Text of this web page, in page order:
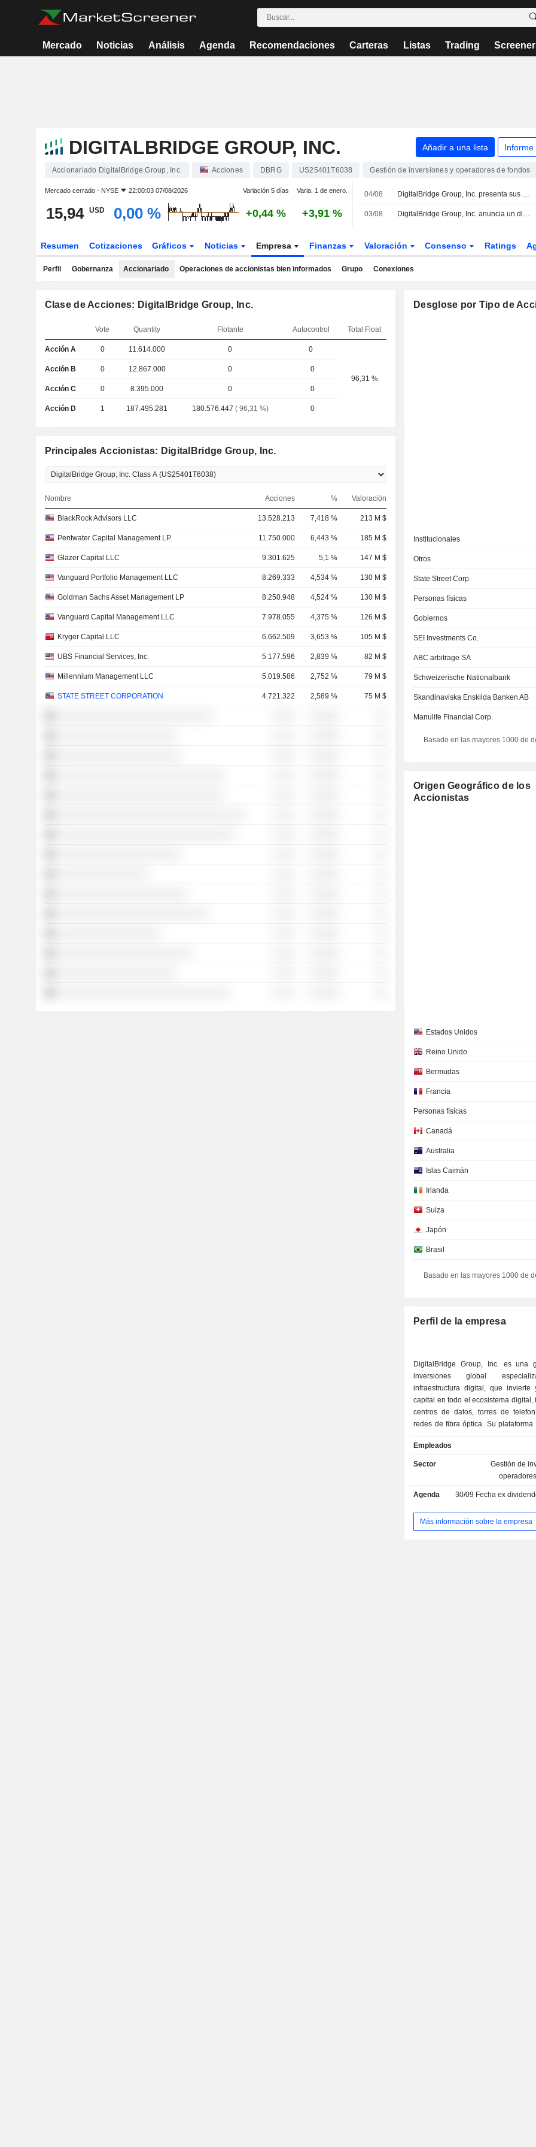
Mercado Noticias Análisis Agenda Recomendaciones Carteras Listas Trading
DIGITALBRIDGE GROUP, INC. Añadir a una lista Informe
Accionariado DigitalBridge Group, Inc. Acciones DBRG US25401T6038 Gestión de inversiones y operadores de fondos
Mercado cerrado - NYSE 22:00:03 07/08/2026 Variación 5 días Varia. 1 de enero.
15,94 USD 0,00 % +0,44 % +3,91 %
04/08 DigitalBridge Group, Inc. presenta sus resultados financieros del segundo trimestre y del primer semestre de 2026
03/08 DigitalBridge Group, Inc. anuncia un dividendo trimestral pagadero el 15 de octubre de 2026
Resumen Cotizaciones Gráficos Noticias Empresa Finanzas Valoración Consenso Ratings
Perfil Gobernanza Accionariado Operaciones de accionistas bien informados Grupo Conexiones
Clase de Acciones: DigitalBridge Group, Inc.
Vote Quantity Flotante Autocontrol Total Float
Acción A 0 11.614.000 0 0
96,31 %
Acción B 0 12.867.000 0 0
Acción C 0 8.395.000 0 0
Acción D 1 187.495.281 180.576.447 ( 96,31 %) 0
Principales Accionistas: DigitalBridge Group, Inc.
Nombre Acciones % Valoración
BlackRock Advisors LLC 13.528.213 7,418 % 213 M $
Pentwater Capital Management LP 11.750.000 6,443 % 185 M $
Glazer Capital LLC 9.301.625 5,1 % 147 M $
Vanguard Portfolio Management LLC 8.269.333 4,534 % 130 M $
Goldman Sachs Asset Management LP 8.250.948 4,524 % 130 M $
Vanguard Capital Management LLC 7.978.055 4,375 % 126 M $
Kryger Capital LLC 6.662.509 3,653 % 105 M $
UBS Financial Services, Inc. 5.177.596 2,839 % 82 M $
Millennium Management LLC 5.019.586 2,752 % 79 M $
STATE STREET CORPORATION 4.721.322 2,589 % 75 M $
Desglose por Tipo de
Institucionales
Otros
State Street Corp.
Personas físicas
Gobiernos
SEI Investments Co.
ABC arbitrage SA
Schweizerische Nationalbank
Skandinaviska Enskilda Banken AB
Manulife Financial Corp.
Basado en las mayores 1000 de
Origen Geográfico de los
Accionistas
Estados Unidos
Reino Unido
Bermudas
Francia
Personas físicas
Canadá
Australia
Islas Caimán
Irlanda
Suiza
Japón
Brasil
Singapur
Países Bajos
Alemania
Basado en las mayores 1000 de
Perfil de la empresa
DigitalBridge Group, Inc. es una
inversiones global
infraestructura digital, que invierte
capital en todo el ecosistema digital,
centros de datos, torres de
redes de fibra óptica. Su plataforma
serie de renta variable de
DigitalBridge Partners (DBP). Su
inversiones también incluye
fondos DBP se centra en la
sector de la infraestructura
variable básica invierte en
Empleados
Sector
Gestión de
Agenda 30/09 Fecha ex dividendo -
Más información sobre la empresa